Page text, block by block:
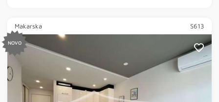
Makarska S613
NOVO